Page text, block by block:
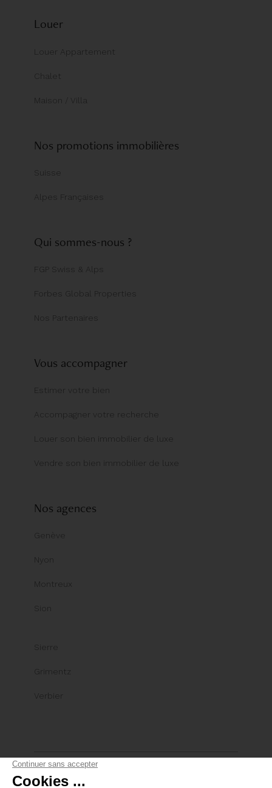
Louer
Louer Appartement
Chalet
Maison / Villa
Nos promotions immobilières
Suisse
Alpes Françaises
Qui sommes-nous ?
FGP Swiss & Alps
Forbes Global Properties
Nos Partenaires
Vous accompagner
Estimer votre bien
Accompagner votre recherche
Louer son bien immobilier de luxe
Vendre son bien immobilier de luxe
Nos agences
Genève
Nyon
Montreux
Sion
Sierre
Grimentz
Verbier
© Comptoir Immobilier Group